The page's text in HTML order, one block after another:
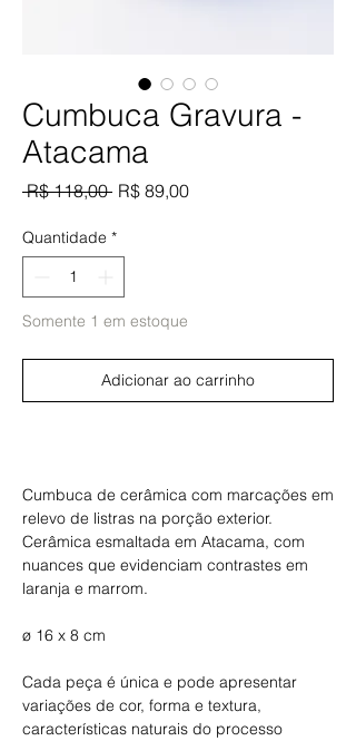
Cumbuca Gravura -
Atacama
R$ 118,00 Preço
R$ 89,00Preço
Quantidade *
Somente 1 em estoque
Adicionar ao carrinho
Cumbuca de cerâmica com marcações em
relevo de listras na porção exterior.
Cerâmica esmaltada em Atacama, com
nuances que evidenciam contrastes em
laranja e marrom.
ø 16 x 8 cm
Cada peça é única e pode apresentar
variações de cor, forma e textura,
características naturais do processo